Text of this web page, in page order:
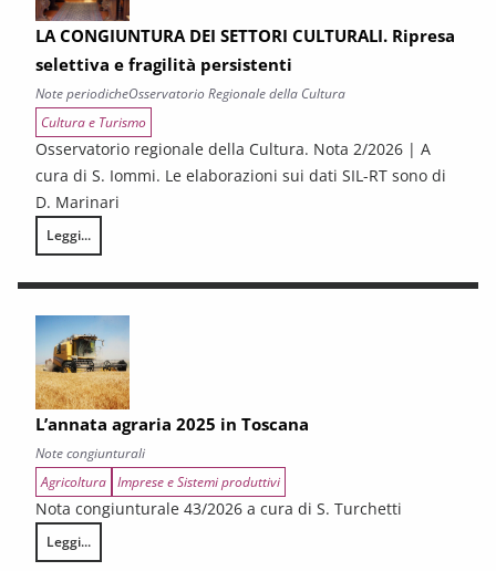
LA CONGIUNTURA DEI SETTORI CULTURALI. Ripresa
selettiva e fragilità persistenti
Note periodicheOsservatorio Regionale della Cultura
Cultura e Turismo
Osservatorio regionale della Cultura. Nota 2/2026 | A
cura di S. Iommi. Le elaborazioni sui dati SIL-RT sono di
D. Marinari
Leggi...
LA CONGIUNTURA DEI SETTORI CULTURALI. Ripresa selettiva e
L’annata agraria 2025 in Toscana
Note congiunturali
Agricoltura Imprese e Sistemi produttivi
Nota congiunturale 43/2026 a cura di S. Turchetti
Leggi...
L’annata agraria 2025 in Toscana